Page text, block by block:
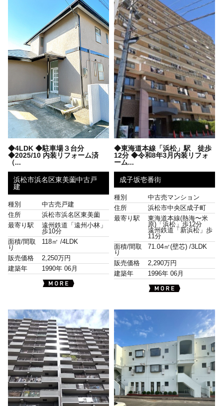
◆4LDK ◆駐車場３台分
◆2025/10 内装リフォーム済
（...
浜松市浜名区東美薗中古戸
建
種別
中古売戸建
住所
浜松市浜名区東美薗
最寄り駅
遠州鉄道「遠州小林」
歩10分
面積/間取
り
118㎡ /4LDK
販売価格
2,250万円
建築年
1990年 06月
◆東海道本線「浜松」駅 徒歩
12分 ◆令和8年3月内装リフォ
ーム...
成子坂壱番街
種別
中古売マンション
住所
浜松市中央区成子町
最寄り駅
東海道本線(熱海〜米
原)「浜松」歩12分
遠州鉄道「新浜松」歩
11分
面積/間取
り
71.04㎡(壁芯) /3LDK
販売価格
2,290万円
建築年
1996年 06月